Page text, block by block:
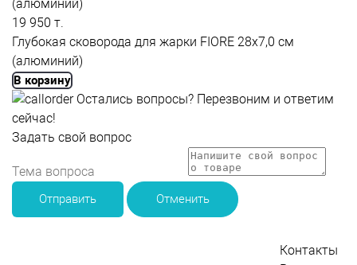
19 950 т.
Глубокая сковорода для жарки FIORE 28x7,0 см
(алюминий)
В корзину
Остались вопросы? Перезвоним и ответим
сейчас!
Задать свой вопрос
Отправить Отменить
Контакты